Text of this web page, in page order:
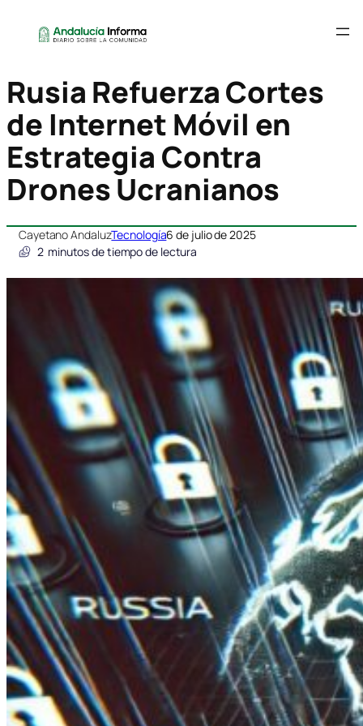
Rusia Refuerza Cortes
de Internet Móvil en
Estrategia Contra
Drones Ucranianos
Cayetano AndaluzTecnología6 de julio de 2025
2 minutos de tiempo de lectura